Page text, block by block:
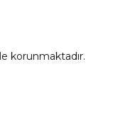
korunmaktadır.